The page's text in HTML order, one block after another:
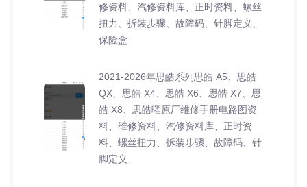
修资料、汽修资料库、正时资料、螺丝
扭力、拆装步骤、故障码、针脚定义、
保险盒
2021-2026年思皓系列思皓 A5、思皓
QX、思皓 X4、思皓 X6、思皓 X7、思
皓 X8、思皓曜原厂维修手册电路图资
料、维修资料、汽修资料库、正时资
料、螺丝扭力、拆装步骤、故障码、针
脚定义、